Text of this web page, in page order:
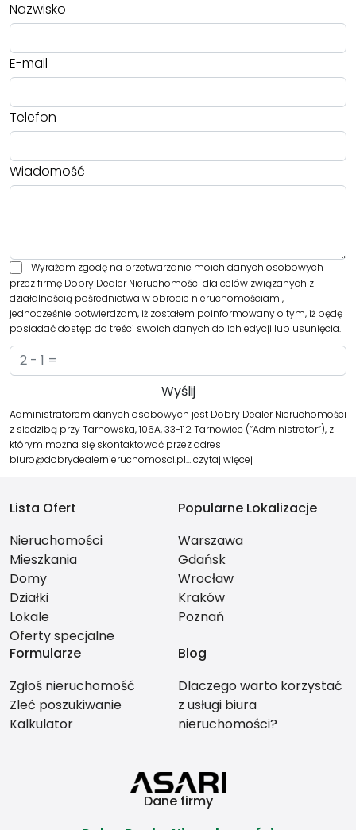
Nazwisko
E-mail
Telefon
Wiadomość
Wyrażam zgodę na przetwarzanie moich danych osobowych
przez firmę Dobry Dealer Nieruchomości dla celów związanych z
działalnością pośrednictwa w obrocie nieruchomościami,
jednocześnie potwierdzam, iż zostałem poinformowany o tym, iż będę
posiadać dostęp do treści swoich danych do ich edycji lub usunięcia.
Administratorem danych osobowych jest Dobry Dealer Nieruchomości
z siedzibą przy Tarnowska, 106A, 33-112 Tarnowiec (“Administrator”), z
którym można się skontaktować przez adres
biuro@dobrydealernieruchomosci.pl…czytaj więcej
Lista Ofert
Nieruchomości
Mieszkania
Domy
Działki
Lokale
Oferty specjalne
Popularne Lokalizacje
Warszawa
Gdańsk
Wrocław
Kraków
Poznań
Formularze
Zgłoś nieruchomość
Zleć poszukiwanie
Kalkulator
Blog
Dlaczego warto korzystać
z usługi biura
nieruchomości?
Dane firmy